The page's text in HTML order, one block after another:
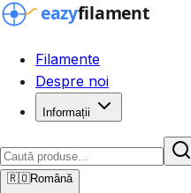
Filamente
Despre noi
Informații
🇷🇴Română